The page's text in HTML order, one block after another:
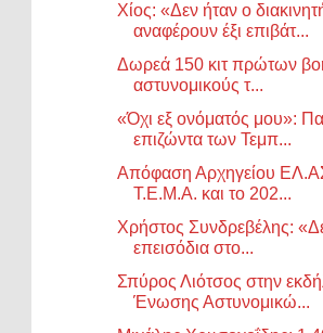
Χίος: «Δεν ήταν ο
αναφέρουν έξι επιβάτ...
Δωρεά 150 κιτ πρώτων
αστυνομικούς τ...
«Όχι εξ ονόματός μου»:
επιζώντα των Τεμπ...
Απόφαση Αρχηγείου
Τ.Ε.Μ.Α. και το 202...
Χρήστος Συνδρεβέλης:
επεισόδια στο...
Σπύρος Λιότσος στην
Ένωσης Αστυνομικώ...